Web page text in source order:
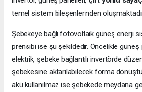
temel sistem bileşenlerinden
Şebekeye bağlı fotovoltaik güneş enerji
prensibi ise şu şekildedir. Öncelikle güneş
elektrik, şebeke bağlantılı invertörde
şebekesine aktarılabilecek forma
akü kullanılmaz ise şebekede meydana